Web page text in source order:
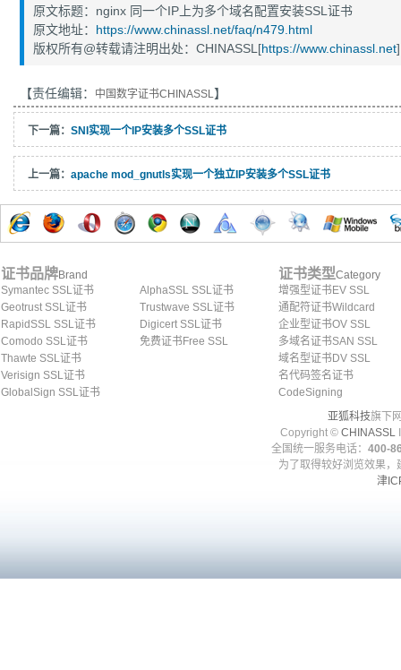
原文标题：nginx 同一个IP上为多个域名配置安装SSL证书
原文地址： https://www.chinassl.net/faq/n479.html
版权所有@转载请注明出处：CHINASSL[https://www.chinassl.net]
【责任编辑： 中国数字证书CHINASSL】
下一篇： SNI实现一个IP安装多个SSL证书
上一篇： apache mod_gnutls实现一个独立IP安装多个SSL证书
证书品牌Brand
Symantec SSL证书
Geotrust SSL证书
RapidSSL SSL证书
Comodo SSL证书
Thawte SSL证书
Verisign SSL证书
GlobalSign SSL证书
AlphaSSL SSL证书
Trustwave SSL证书
Digicert SSL证书
免费证书Free SSL
证书类型Category
增强型证书EV SSL
通配符证书Wildcard
企业型证书OV SSL
多域名证书SAN SSL
域名型证书DV SSL
名代码签名证书
CodeSigning
亚狐科技旗下
Copyright © CHINASSL
全国统一服务电话： 400-
为了取得较好浏览效果
津